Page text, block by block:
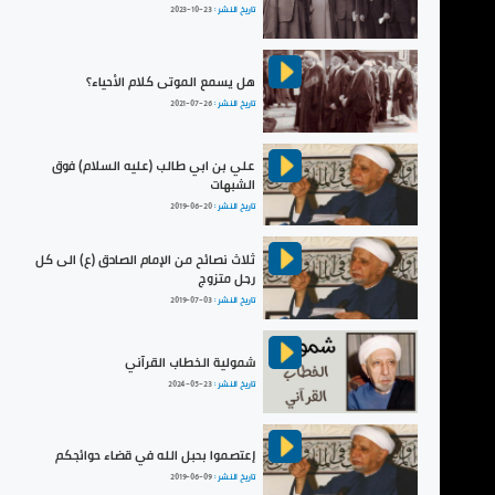
تاريخ النشر :2023-10-23
هل يسمع الموتى كلام الأحياء؟
تاريخ النشر :2021-07-26
علي بن ابي طالب (عليه السلام) فوق
الشبهات
تاريخ النشر :2019-06-20
ثلاث نصائح من الإمام الصادق (ع) الى كل
رجل متزوج
تاريخ النشر :2019-07-03
شمولية الخطاب القرآني
تاريخ النشر :2024-05-23
إعتصموا بحبل الله في قضاء حوائجكم
تاريخ النشر :2019-06-09